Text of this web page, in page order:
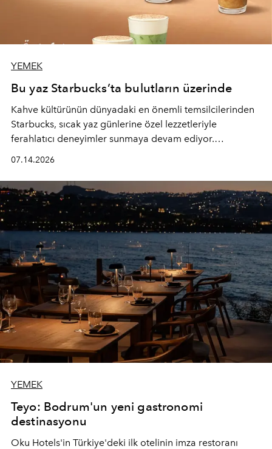
YEMEK
Bu yaz Starbucks’ta bulutların üzerinde
Kahve kültürünün dünyadaki en önemli temsilcilerinden
Starbucks, sıcak yaz günlerine özel lezzetleriyle
ferahlatıcı deneyimler sunmaya devam ediyor.
yepyeni Cloud Frappuccino® Blended Beverage çeşitleri
ve yiyecek alternatifleri yazın keyfine lezzet katıyor.
07.14.2026
YEMEK
Teyo: Bodrum'un yeni gastronomi
destinasyonu
Oku Hotels'in Türkiye'deki ilk otelinin imza restoranı